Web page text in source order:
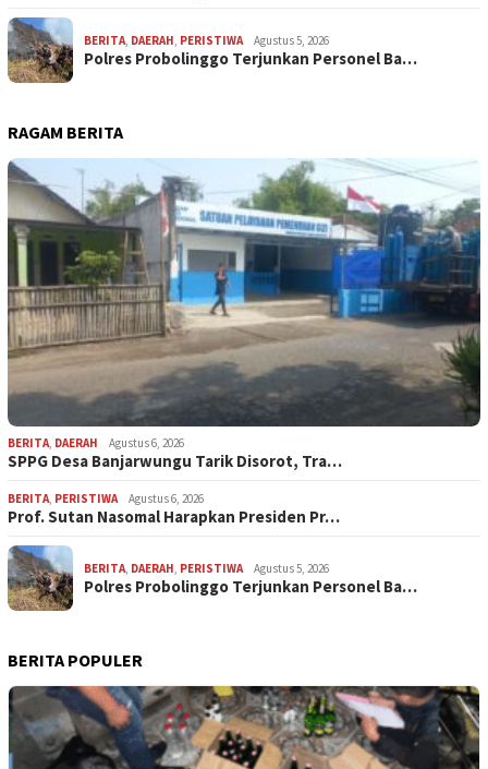
BERITA, DAERAH, PERISTIWA Agustus 5, 2026
Polres Probolinggo Terjunkan Personel Ba…
RAGAM BERITA
BERITA, DAERAH Agustus 6, 2026
SPPG Desa Banjarwungu Tarik Disorot, Tra…
BERITA, PERISTIWA Agustus 6, 2026
Prof. Sutan Nasomal Harapkan Presiden Pr…
BERITA, DAERAH, PERISTIWA Agustus 5, 2026
Polres Probolinggo Terjunkan Personel Ba…
BERITA POPULER